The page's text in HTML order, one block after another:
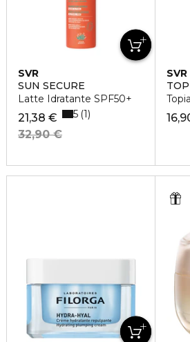
SVR
SUN SECURE
Latte Idratante SPF50+
21,38 €
32,90 €
5 1
SVR